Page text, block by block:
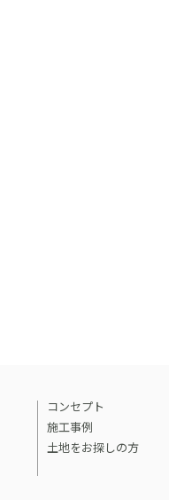
コンセプト
施工事例
土地をお探しの方